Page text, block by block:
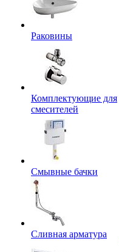
Раковины
Комплектующие для
смесителей
Смывные бачки
Сливная арматура